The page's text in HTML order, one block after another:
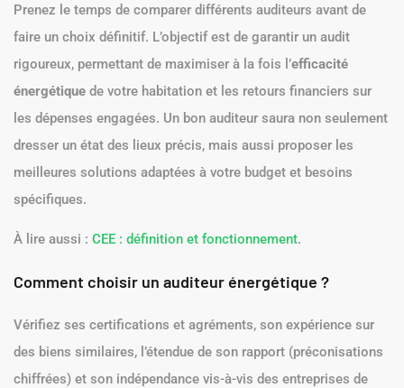
Prenez le temps de comparer différents auditeurs avant de
faire un choix définitif. L’objectif est de garantir un audit
rigoureux, permettant de maximiser à la fois l’efficacité
énergétique de votre habitation et les retours financiers sur
les dépenses engagées. Un bon auditeur saura non seulement
dresser un état des lieux précis, mais aussi proposer les
meilleures solutions adaptées à votre budget et besoins
spécifiques.
À lire aussi : CEE : définition et fonctionnement.
Comment choisir un auditeur énergétique ?
Vérifiez ses certifications et agréments, son expérience sur
des biens similaires, l’étendue de son rapport (préconisations
chiffrées) et son indépendance vis-à-vis des entreprises de